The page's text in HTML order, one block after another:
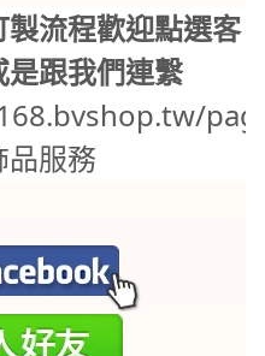
流程歡迎點選客
跟我們連繫
品服務